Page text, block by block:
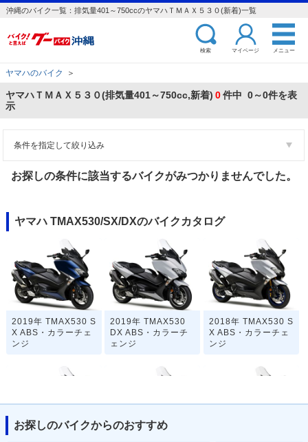
沖縄のバイク一覧：排気量401～750ccのヤマハＴＭＡＸ５３０(新着)一覧
検索 マイページ メニュー
ヤマハのバイク ＞
ヤマハＴＭＡＸ５３０(排気量401～750cc,新着) 0件中 0～0件を表
示
条件を指定して絞り込み
お探しの条件に該当するバイクがみつかりませんでした。
ヤマハ TMAX530/SX/DXのバイクカタログ
2019年 TMAX530 S
X ABS・カラーチェ
ンジ
2019年 TMAX530
DX ABS・カラーチ
ェンジ
2018年 TMAX530 S
X ABS・カラーチェ
ンジ
お探しのバイクからのおすすめ